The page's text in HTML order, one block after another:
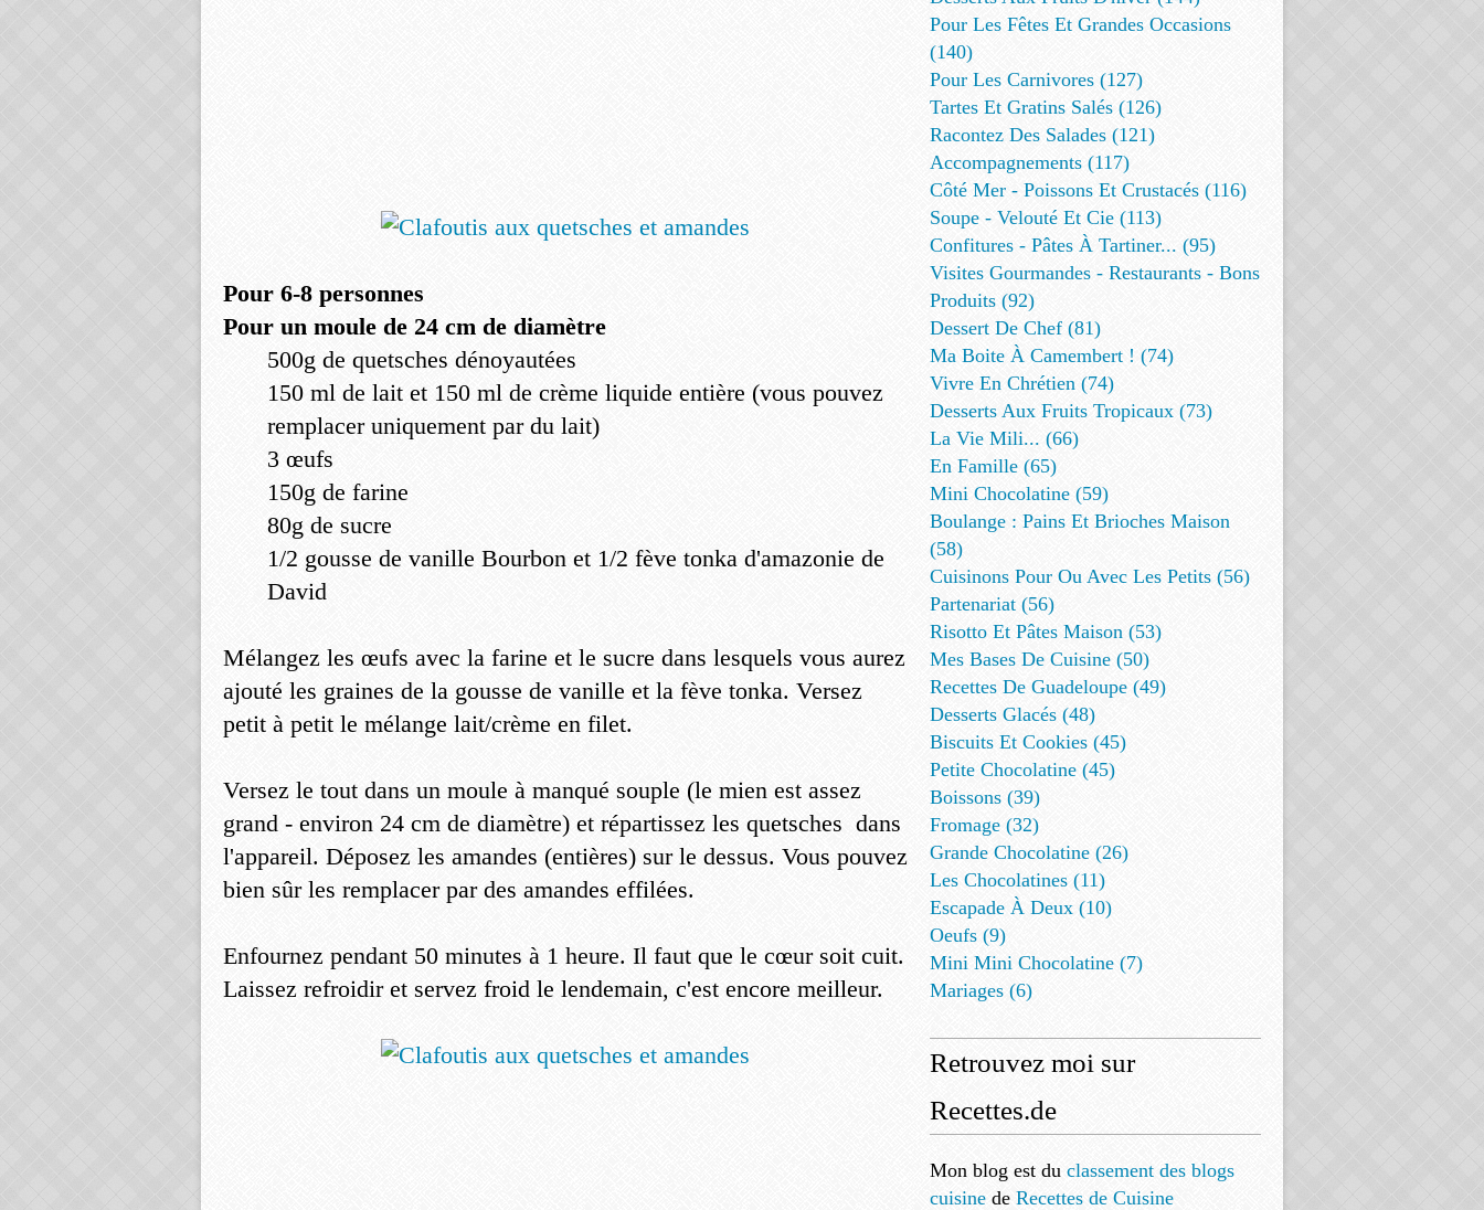
Pour 6-8 personnes
Pour un moule de 24 cm de diamètre
500g de quetsches dénoyautées
150 ml de lait et 150 ml de crème liquide entière (vous pouvez
remplacer uniquement par du lait)
3 œufs
150g de farine
80g de sucre
1/2 gousse de vanille Bourbon et 1/2 fève tonka d'amazonie de
David
Mélangez les œufs avec la farine et le sucre dans lesquels vous aurez
ajouté les graines de la gousse de vanille et la fève tonka. Versez
petit à petit le mélange lait/crème en filet.
Versez le tout dans un moule à manqué souple (le mien est assez
grand - environ 24 cm de diamètre) et répartissez les quetsches dans
l'appareil. Déposez les amandes (entières) sur le dessus. Vous pouvez
bien sûr les remplacer par des amandes effilées.
Enfournez pendant 50 minutes à 1 heure. Il faut que le cœur soit cuit.
Laissez refroidir et servez froid le lendemain, c'est encore meilleur.
Pour Les Fêtes Et Grandes Occasions
(140)
Pour Les Carnivores (127)
Tartes Et Gratins Salés (126)
Racontez Des Salades (121)
Accompagnements (117)
Côté Mer - Poissons Et Crustacés (116)
Soupe - Velouté Et Cie (113)
Confitures - Pâtes À Tartiner... (95)
Visites Gourmandes - Restaurants - Bons
Produits (92)
Dessert De Chef (81)
Ma Boite À Camembert ! (74)
Vivre En Chrétien (74)
Desserts Aux Fruits Tropicaux (73)
La Vie Mili... (66)
En Famille (65)
Mini Chocolatine (59)
Boulange : Pains Et Brioches Maison
(58)
Cuisinons Pour Ou Avec Les Petits (56)
Partenariat (56)
Risotto Et Pâtes Maison (53)
Mes Bases De Cuisine (50)
Recettes De Guadeloupe (49)
Desserts Glacés (48)
Biscuits Et Cookies (45)
Petite Chocolatine (45)
Boissons (39)
Fromage (32)
Grande Chocolatine (26)
Les Chocolatines (11)
Escapade À Deux (10)
Oeufs (9)
Mini Mini Chocolatine (7)
Mariages (6)
Retrouvez moi sur
Recettes.de
Mon blog est du classement des blogs
cuisine de Recettes de Cuisine